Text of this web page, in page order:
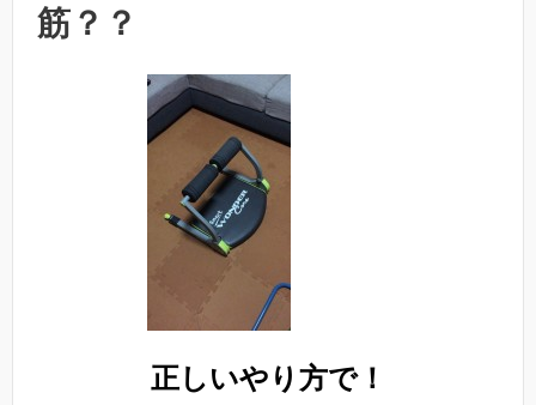
筋？？
正しいやり方で！